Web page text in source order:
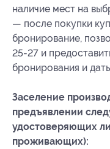
наличие мест на
— после покупки
бронирование,
25-27 и
бронирования и
Заселение
предъявлении
удостоверяющих
проживающих):